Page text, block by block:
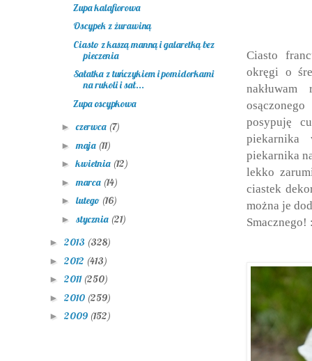
Ciasto
okręgi o
posypuję
piekarnika
piekarnika
lekko
ciastek
można je
Smacznego!
Zupa kalafiorowa
Oscypek z żurawiną
Ciasto z kaszą manną i galaretką bez
pieczenia
Sałatka z tuńczykiem i pomidorkami
na rukoli i sał...
Zupa oscypkowa
►czerwca (7)
► maja (11)
►kwietnia (12)
► marca (14)
► lutego (16)
► stycznia (21)
► 2013 (328)
► 2012 (413)
► 2011 (250)
► 2010 (259)
► 2009 (152)